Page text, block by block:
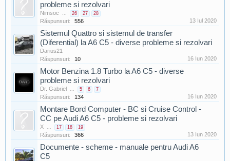
probleme si rezolvari
Nimsoc ... 26 27 28
Răspunsuri: 556 13 Iul 2020
Sistemul Quattro si sistemul de transfer
(Diferential) la A6 C5 - diverse probleme si rezolvari
Darius21
Răspunsuri:
10 16 Iun 2020
Motor Benzina 1.8 Turbo la A6 C5 - diverse
probleme si rezolvari
Dr. Gabriel ... 5 6 7
Răspunsuri: 134 16 Iun 2020
Montare Bord Computer - BC si Cruise Control -
CC pe Audi A6 C5 - probleme si rezolvari
X ... 17 18 19
Răspunsuri: 366 13 Iun 2020
Documente - scheme - manuale pentru Audi A6
C5